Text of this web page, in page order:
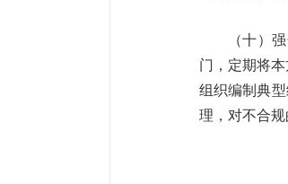
（十）
门，定期将
组织编制典
理，对不合